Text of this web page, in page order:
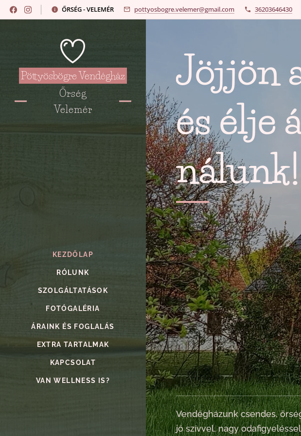
ŐRSÉG - VELEMÉR pottyosbogre.velemer@gmail.com 36203646430
Pöttyösbögre Vendégház
Őrség
Velemér
KEZDŐLAP
RÓLUNK
SZOLGÁLTATÁSOK
FOTÓGALÉRIA
ÁRAINK ÉS FOGLALÁS
EXTRA TARTALMAK
KAPCSOLAT
VAN WELLNESS IS?
Jöjjön
és élje
nálunk!
Vendégházunk csendes,
jó szívvel, nagy